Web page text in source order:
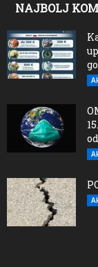
NAJBOLJ